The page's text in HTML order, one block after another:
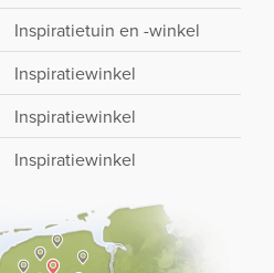
Inspiratietuin en -winkel
Inspiratiewinkel
Inspiratiewinkel
Inspiratiewinkel